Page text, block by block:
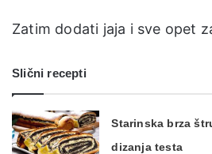
Zatim dodati jaja i sve opet
Slični recepti
Starinska brza
dizanja testa